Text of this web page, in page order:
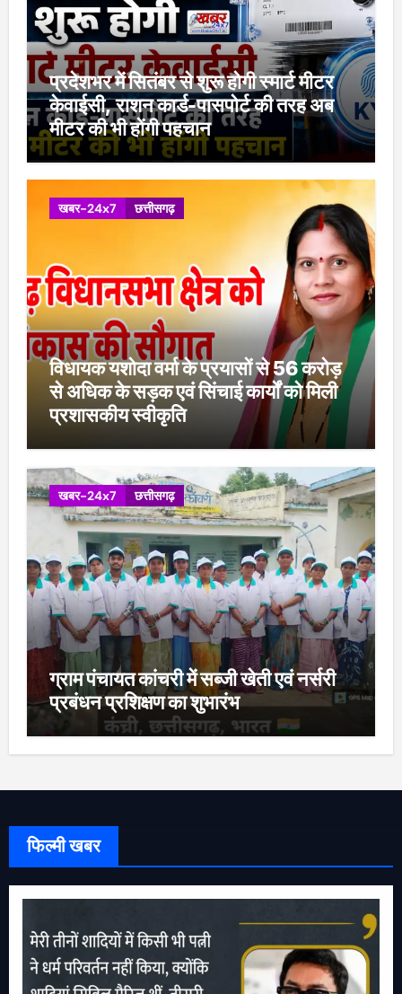
प्रदेशभर में सितंबर से शुरू होगी स्मार्ट मीटर
केवाईसी, राशन कार्ड-पासपोर्ट की तरह अब
मीटर की भी होंगी पहचान
खबर-24x7 छत्तीसगढ़
विधायक यशोदा वर्मा के प्रयासों से 56 करोड़
से अधिक के सड़क एवं सिंचाई कार्यों को मिली
प्रशासकीय स्वीकृति
खबर-24x7 छत्तीसगढ़
ग्राम पंचायत कांचरी में सब्जी खेती एवं नर्सरी
प्रबंधन प्रशिक्षण का शुभारंभ
फिल्मी खबर